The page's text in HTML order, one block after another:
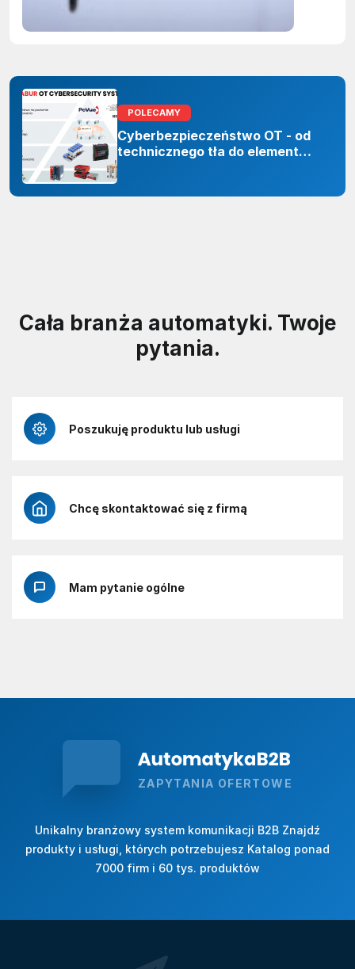
POLECAMY
Cyberbezpieczeństwo OT - od
technicznego tła do elementu
Cała branża automatyki. Twoje
pytania.
Poszukuję produktu lub usługi
Chcę skontaktować się z firmą
Mam pytanie ogólne
ZAPYTANIA OFERTOWE
Unikalny branżowy system komunikacji B2B Znajdź
produkty i usługi, których potrzebujesz Katalog ponad
7000 firm i 60 tys. produktów